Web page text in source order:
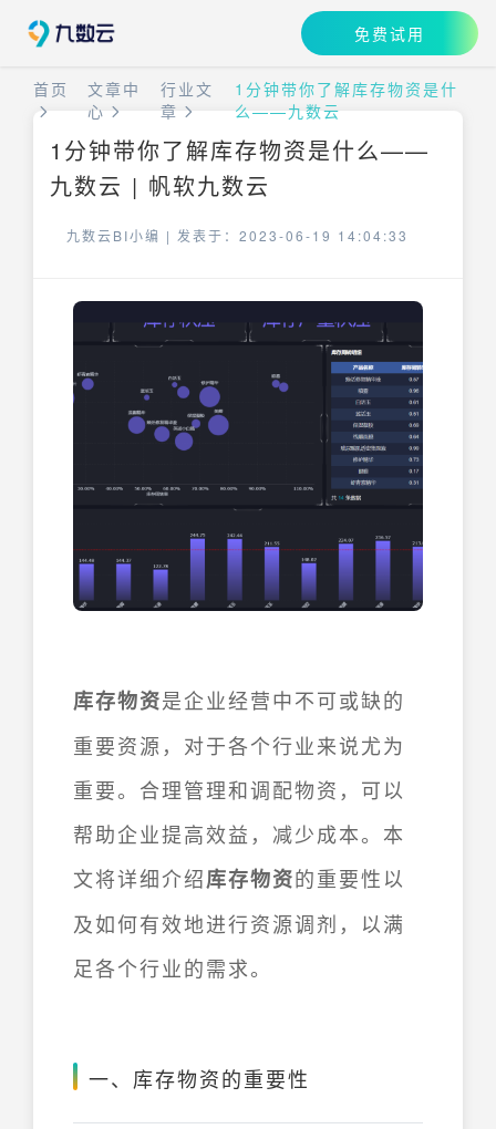
免费试用
首页
文章中
心
行业文
章
1分钟带你了解库存物资是什
么——九数云
1分钟带你了解库存物资是什么——
九数云 | 帆软九数云
九数云BI小编 | 发表于：2023-06-19 14:04:33
库存物资是企业经营中不可或缺的
重要资源，对于各个行业来说尤为
重要。合理管理和调配物资，可以
帮助企业提高效益，减少成本。本
文将详细介绍库存物资的重要性以
及如何有效地进行资源调剂，以满
足各个行业的需求。
一、库存物资的重要性